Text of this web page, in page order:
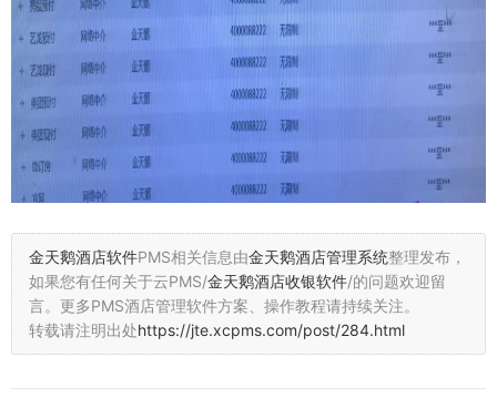
金天鹅酒店软件PMS相关信息由金天鹅酒店管理系统整理发布，
如果您有任何关于云PMS/金天鹅酒店收银软件/的问题欢迎留
言。 更多PMS酒店管理软件方案、操作教程请持续关注。
转载请注明出处https://jte.xcpms.com/post/284.html